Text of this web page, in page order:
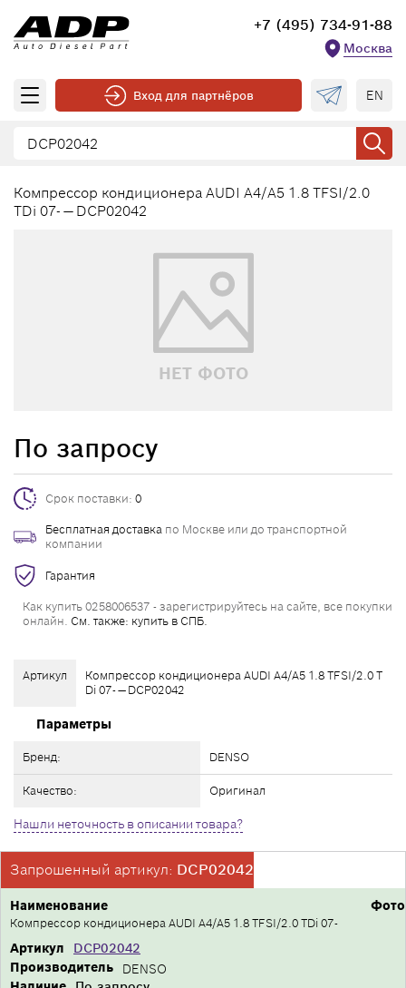
+7 (495) 734-91-88
Москва
Вход для партнёров EN
Компрессор кондиционера AUDI A4/A5 1.8 TFSI/2.0
TDi 07- — DCP02042
НЕТ ФОТО
Артикул
Компрессор кондиционера AUDI A4/A5 1.8 TFSI/2.0 T
Di 07- — DCP02042
Параметры
Бренд: DENSO
Качество: Оригинал
Нашли неточность в описании товара?
По запросу
Срок поставки: 0
Бесплатная доставка по Москве или до транспортной
компании
Гарантия
Как купить 0258006537 - зарегистрируйтесь на сайте, все покупки
онлайн. См. также: купить в СПБ.
Запрошенный артикул: DCP02042
Фото
Производитель DENSO
Артикул DCP02042
Наименование
Компрессор кондиционера AUDI A4/A5 1.8 TFSI/2.0 TDi 07-